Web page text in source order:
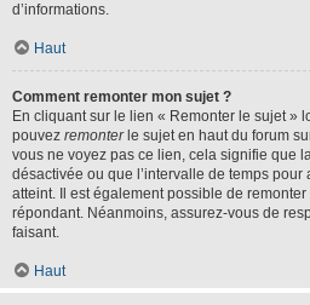
d’informations.
Haut
Comment remonter mon sujet ?
En cliquant sur le lien « Remonter le sujet »
pouvez remonterle sujet en haut du forum
vous ne voyez pas ce lien, cela signifie que
désactivée ou que l’intervalle de temps pour
atteint. Il est également possible de
répondant. Néanmoins, assurez-vous de
faisant.
Haut